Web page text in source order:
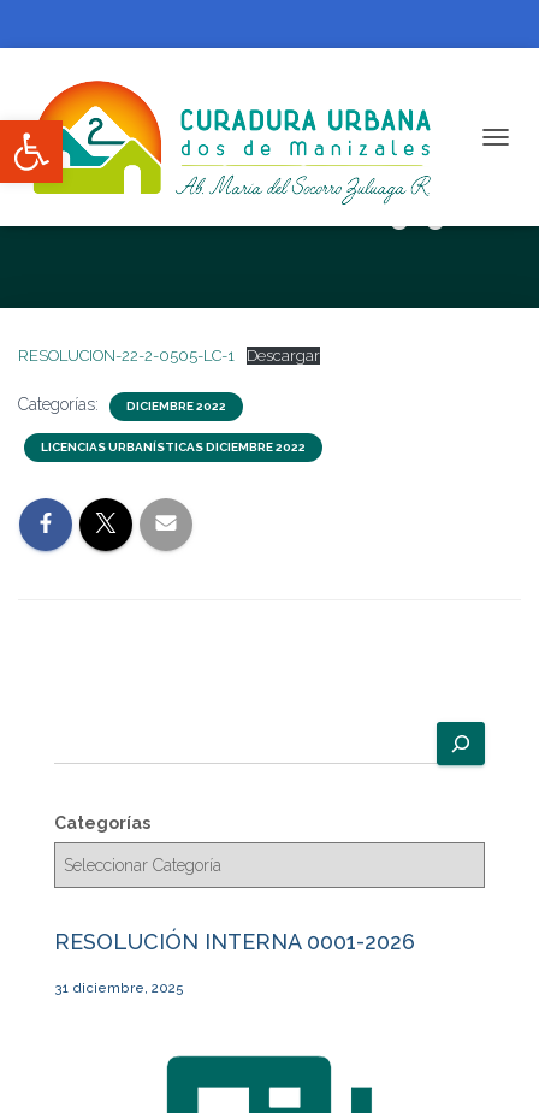
Abrir barra de herramientas
RESOLUCION N. 22-2-0505-LC
RESOLUCION-22-2-0505-LC-1 Descargar
Categorías: DICIEMBRE 2022
LICENCIAS URBANÍSTICAS DICIEMBRE 2022
u
c
a
Categorías
RESOLUCIÓN INTERNA 0001-2026
31 diciembre, 2025